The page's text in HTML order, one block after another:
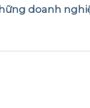
doanh